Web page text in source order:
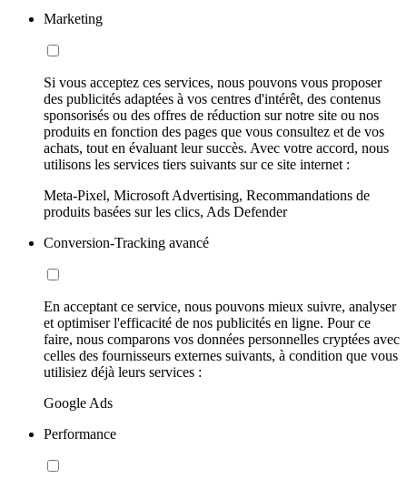
Marketing
Si vous acceptez ces services, nous pouvons vous proposer
des publicités adaptées à vos centres d'intérêt, des contenus
sponsorisés ou des offres de réduction sur notre site ou nos
produits en fonction des pages que vous consultez et de vos
achats, tout en évaluant leur succès. Avec votre accord, nous
utilisons les services tiers suivants sur ce site internet :
Meta-Pixel, Microsoft Advertising, Recommandations de
produits basées sur les clics, Ads Defender
Conversion-Tracking avancé
En acceptant ce service, nous pouvons mieux suivre, analyser
et optimiser l'efficacité de nos publicités en ligne. Pour ce
faire, nous comparons vos données personnelles cryptées avec
celles des fournisseurs externes suivants, à condition que vous
utilisiez déjà leurs services :
Google Ads
Performance